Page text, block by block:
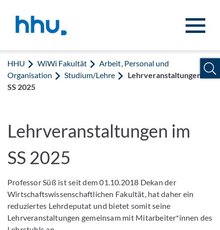
HHU WiWi Fakultät
Arbeit, Personal und
Organisation
Studium/Lehre
Lehrveranstaltungen im
SS 2025
Lehrveranstaltungen im
SS 2025
Professor Süß ist seit dem 01.10.2018 Dekan der
Wirtschaftswissenschaftlichen Fakultät, hat daher ein
reduziertes Lehrdeputat und bietet somit seine
Lehrveranstaltungen gemeinsam mit Mitarbeiter*innen des